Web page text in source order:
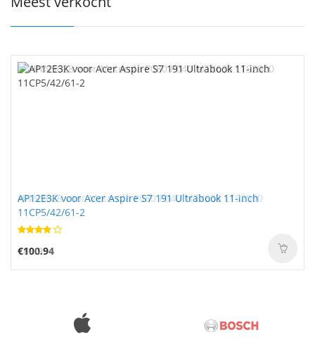
AP12E3K voor Acer Aspire S7 191 Ultrabook 11-inch
11CP5/42/61-2
€100.94